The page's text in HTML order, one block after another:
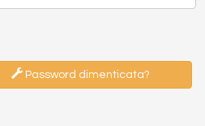
Password dimenticata?